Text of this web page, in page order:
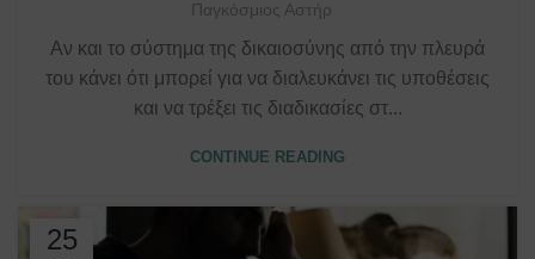
Παγκόσμιος Αστήρ
Αν και το σύστημα της δικαιοσύνης από την πλευρά
του κάνει ότι μπορεί για να διαλευκάνει τις υποθέσεις
και να τρέξει τις διαδικασίες στ...
CONTINUE READING
25